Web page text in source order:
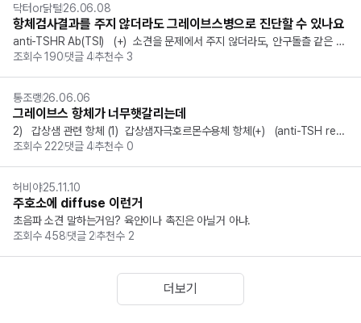
닥터or닭털26.06.08
항체검사결과를 주지 않더라도 그레이브스병으로 진단할 수 있나요
anti-TSHR Ab(TSI)   (+)  소견을 문제에서 주지 않더라도, 안구돌츨 같은 안
병증. 증상이 있고 갑상샘 호르몬이 증가, TSH 감소라면 그레이브스병으로 진
조회수190댓글4추천수 3
통조랭26.06.06
그레이브스 항체가 너무햇갈리는데
2)   갑상샘 관련 항체 (1)  갑상샘자극호르몬수용체 항체(+)   (anti-TSH rec
eptor Ab, TRAb) • 임상양상과 TFT가 갑상샘중독증 양상일 때, TRAb(+) =
조회수 222댓글4추천수 0
허비야25.11.10
주호소에 diffuse 이런거
초음파 소견 말하는거임? 육안이나 촉진은 아닐거 아냐.
조회수458댓글 2추천수 2
더보기